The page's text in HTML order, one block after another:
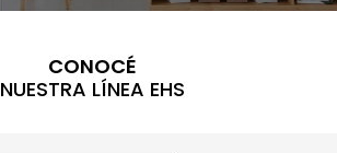
CONOCÉ
NUESTRA LÍNEA EHS